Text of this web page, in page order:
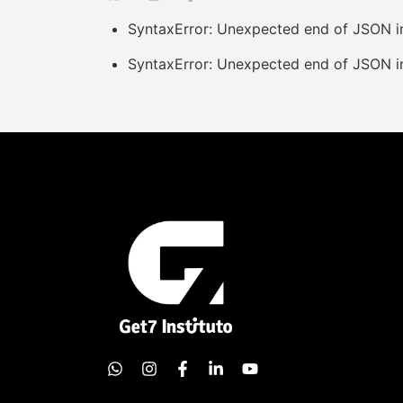
SyntaxError: Unexpected end of JSON
SyntaxError: Unexpected end of JSON